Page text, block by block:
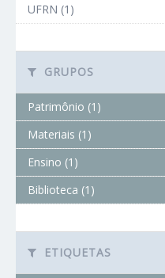
UFRN (1)
GRUPOS
Patrimônio (1)
Materiais (1)
Ensino (1)
Biblioteca (1)
ETIQUETAS